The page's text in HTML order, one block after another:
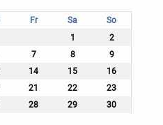
Fr Sa
So
1
2
7 8
9
14 15
16
21 22
23
28 29
30